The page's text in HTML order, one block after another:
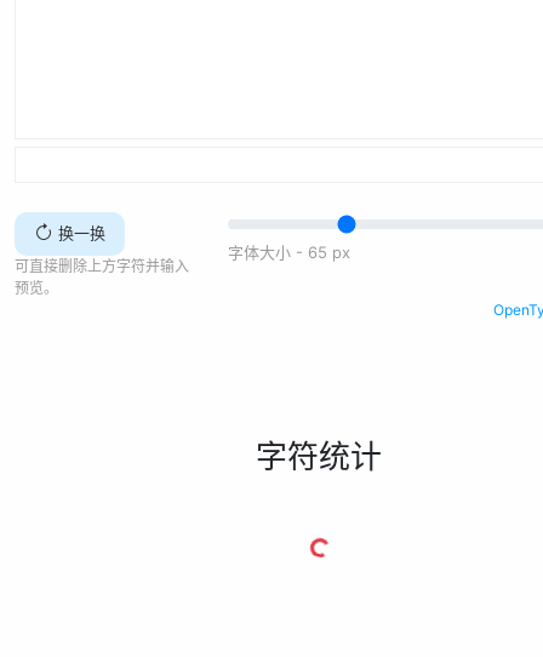
换一换
可直接删除上方字符并输入
预览。
字体大小 - 65 px
字符统计